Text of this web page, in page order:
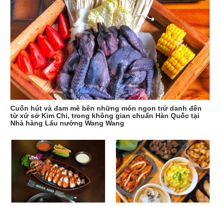
Cuốn hút và đam mê bên những món ngon trứ danh đến
từ xứ sở Kim Chi, trong không gian chuẩn Hàn Quốc tại
Nhà hàng Lẩu nướng Wang Wang